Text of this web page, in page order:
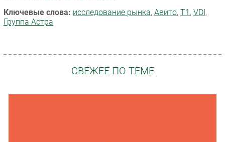
Ключевые слова: исследование рынка, Авито, Т1 , VDI,
Группа Астра
СВЕЖЕЕ ПО ТЕМЕ